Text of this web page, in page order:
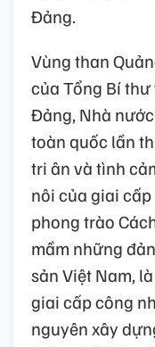
Đảng.
Vùng than
của Tổng Bí
Đảng, Nhà
toàn quốc lần
tri ân và tình
nôi của giai
phong trào
mầm những
sản Việt Nam,
giai cấp công
nguyên xây